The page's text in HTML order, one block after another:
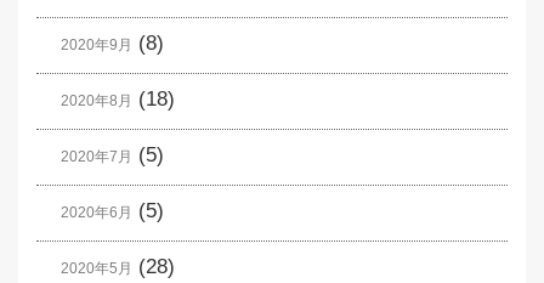
2020年9月 (8)
2020年8月 (18)
2020年7月 (5)
2020年6月 (5)
2020年5月 (28)